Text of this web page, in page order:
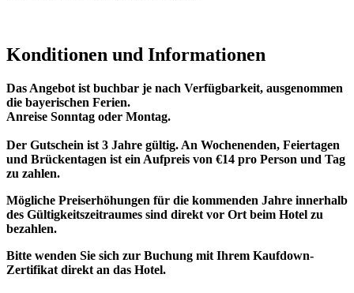
Konditionen und Informationen
Das Angebot ist buchbar je nach Verfügbarkeit, ausgenommen
die bayerischen Ferien.
Anreise Sonntag oder Montag.
Der Gutschein ist 3 Jahre gültig. An Wochenenden, Feiertagen
und Brückentagen ist ein Aufpreis von €14 pro Person und Tag
zu zahlen.
Mögliche Preiserhöhungen für die kommenden Jahre innerhalb
des Gültigkeitszeitraumes sind direkt vor Ort beim Hotel zu
bezahlen.
Bitte wenden Sie sich zur Buchung mit Ihrem Kaufdown-
Zertifikat direkt an das Hotel.